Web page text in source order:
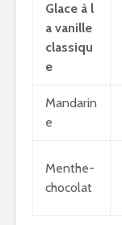
Glace à l
a vanille
classiqu
e
Mandarin
e
Menthe-
chocolat